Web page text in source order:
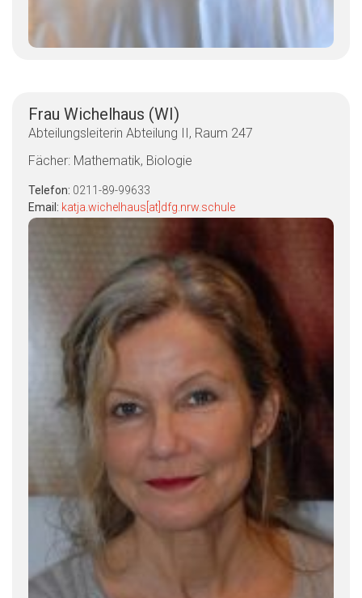
Frau Wichelhaus (WI)
Abteilungsleiterin Abteilung II, Raum 247
Fächer: Mathematik, Biologie
Telefon: 0211-89-99633
Email: katja.wichelhaus[at]dfg.nrw.schule